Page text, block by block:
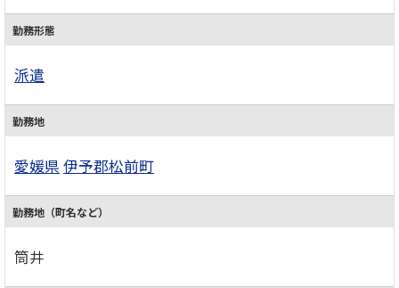
勤務形態
派遣
勤務地
愛媛県 伊予郡松前町
勤務地（町名など）
筒井